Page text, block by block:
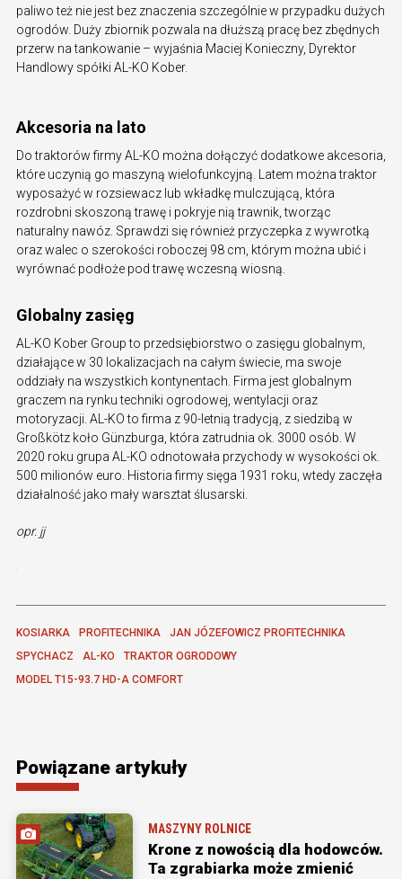
paliwo też nie jest bez znaczenia szczególnie w przypadku dużych
ogrodów. Duży zbiornik pozwala na dłuższą pracę bez zbędnych
przerw na tankowanie – wyjaśnia Maciej Konieczny, Dyrektor
Handlowy spółki AL-KO Kober.
Akcesoria na lato
Do traktorów firmy AL-KO można dołączyć dodatkowe akcesoria,
które uczynią go maszyną wielofunkcyjną. Latem można traktor
wyposażyć w rozsiewacz lub wkładkę mulczującą, która
rozdrobni skoszoną trawę i pokryje nią trawnik, tworząc
naturalny nawóz. Sprawdzi się również przyczepka z wywrotką
oraz walec o szerokości roboczej 98 cm, którym można ubić i
wyrównać podłoże pod trawę wczesną wiosną.
Globalny zasięg
AL-KO Kober Group to przedsiębiorstwo o zasięgu globalnym,
działające w 30 lokalizacjach na całym świecie, ma swoje
oddziały na wszystkich kontynentach. Firma jest globalnym
graczem na rynku techniki ogrodowej, wentylacji oraz
motoryzacji. AL-KO to firma z 90-letnią tradycją, z siedzibą w
Großkötz koło Günzburga, która zatrudnia ok. 3000 osób. W
2020 roku grupa AL-KO odnotowała przychody w wysokości ok.
500 milionów euro. Historia firmy sięga 1931 roku, wtedy zaczęła
działalność jako mały warsztat ślusarski.
opr. jj
KOSIARKA PROFITECHNIKA
JAN JÓZEFOWICZ PROFITECHNIKA
SPYCHACZ
AL-KO
TRAKTOR OGRODOWY
MODEL T15-93.7 HD-A COMFORT
Powiązane artykuły
MASZYNY ROLNICE
Krone z nowością dla hodowców.
Ta zgrabiarka może zmienić